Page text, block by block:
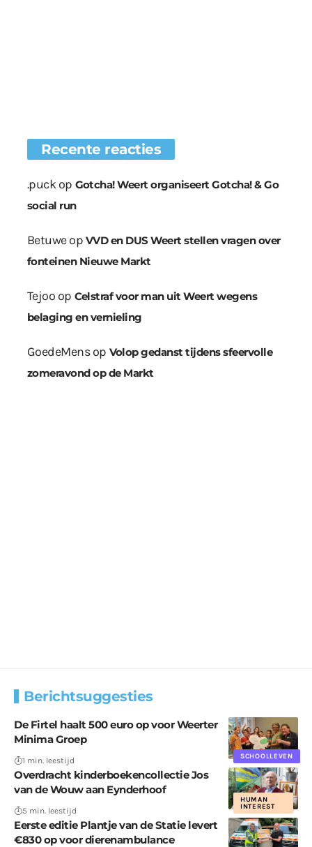
Recente reacties
.puckop Gotcha! Weert organiseert Gotcha! & Go
social run
Betuweop VVD en DUS Weert stellen vragen over
fonteinen Nieuwe Markt
Tejoo op Celstraf voor man uit Weert wegens
belaging en vernieling
GoedeMensop Volop gedanst tijdens sfeervolle
zomeravond op de Markt
Berichtsuggesties
SCHOOLLEVEN
De Firtel haalt 500 euro op voor Weerter
Minima Groep
1 min. leestijd
HUMAN
INTEREST
Overdracht kinderboekencollectie Jos
van de Wouw aan Eynderhoof
5 min. leestijd
Eerste editie Plantje van de Statie levert
€830 op voor dierenambulance